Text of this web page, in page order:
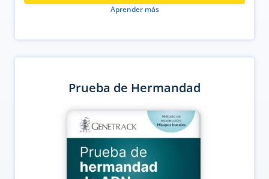
Aprender más
Prueba de Hermandad